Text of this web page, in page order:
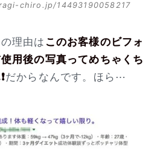
chiro.jp/14493190058217
理由は このお客様のビフォ
用後の写真ってめちゃくち
だからなんです。ほら⋯